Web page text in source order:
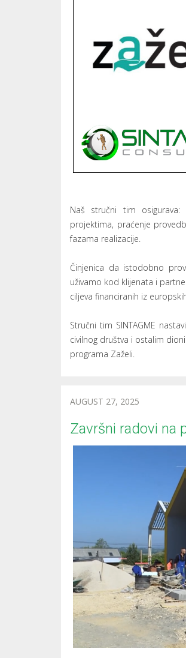
Naš stručni tim osigurava:
projektima, praćenje
fazama realizacije.
Činjenica da istodobno
uživamo kod klijenata i
ciljeva financiranih iz
Stručni tim SINTAGME
civilnog društva i ostalim
programa Zaželi.
AUGUST 27, 2025
Završni radovi na